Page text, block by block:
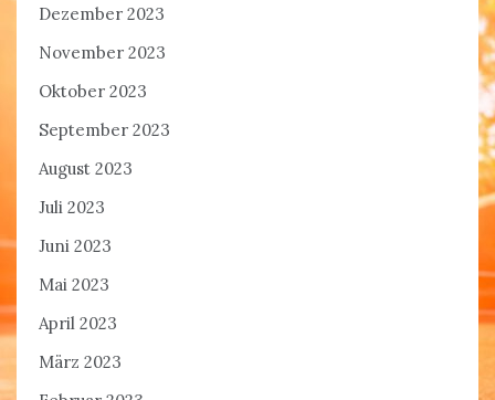
Dezember 2023
November 2023
Oktober 2023
September 2023
August 2023
Juli 2023
Juni 2023
Mai 2023
April 2023
März 2023